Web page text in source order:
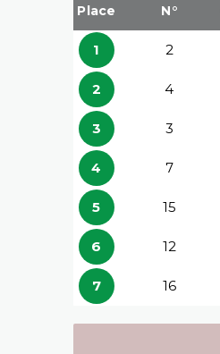
Place N°
1 2
2 4
3 3
4 7
5 15
6 12
7 16